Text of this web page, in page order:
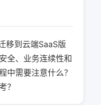
移到云端SaaS版
全、业务连续性和
中需要注意什么？
？